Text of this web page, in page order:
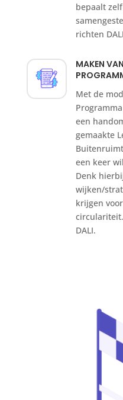
bepaalt
richten
MAKEN
Met de
een
gemaakte
een keer
Denk
wijken/
krijgen
DALI.